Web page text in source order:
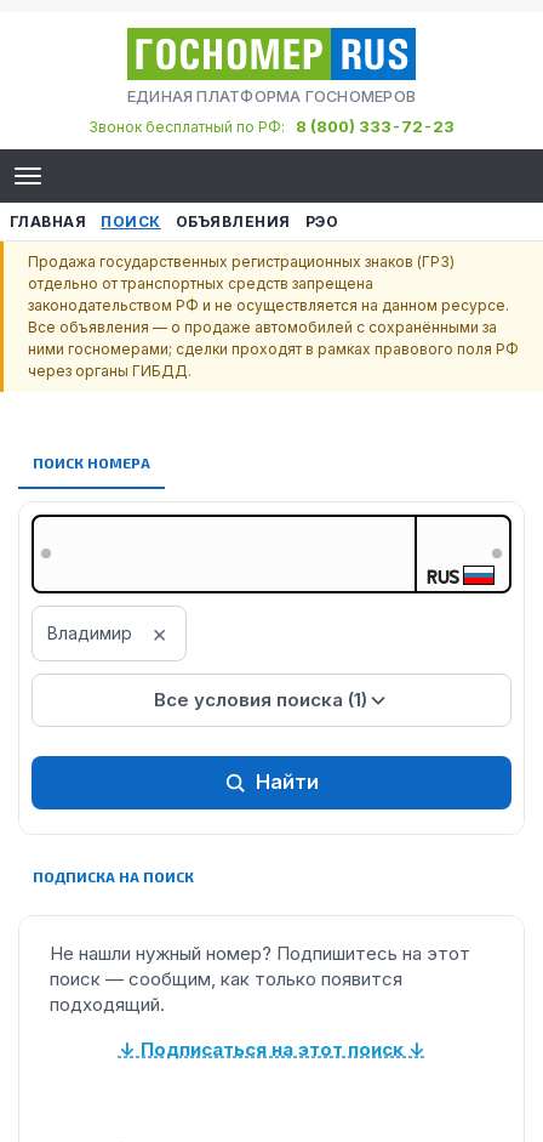
ЕДИНАЯ ПЛАТФОРМА ГОСНОМЕРОВ
Звонок бесплатный по РФ:
8 (800) 333-72-23
ГЛАВНАЯ ПОИСК ОБЪЯВЛЕНИЯ РЭО
Продажа государственных регистрационных знаков (ГРЗ)
отдельно от транспортных средств запрещена
законодательством РФ и не осуществляется на данном ресурсе.
Все объявления — о продаже автомобилей с сохранёнными за
ними госномерами; сделки проходят в рамках правового поля РФ
через органы ГИБДД.
ПОИСК НОМЕРА
RUS
Владимир ×
Все условия поиска (1)
Найти
ПОДПИСКА НА ПОИСК
Не нашли нужный номер? Подпишитесь на этот
поиск — сообщим, как только появится
подходящий.
↓ Подписаться на этот поиск ↓